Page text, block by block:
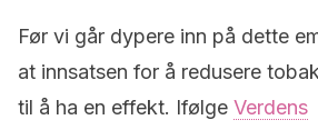
Før vi går dypere inn på dette
at innsatsen for å redusere
til å ha en effekt. Ifølge Verdens